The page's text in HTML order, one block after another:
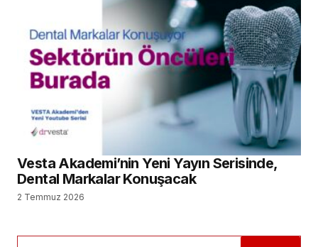
Vesta Akademi’nin Yeni Yayın Serisinde,
Dental Markalar Konuşacak
2 Temmuz 2026